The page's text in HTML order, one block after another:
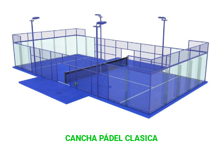
CANCHA PÁDEL CLASICA